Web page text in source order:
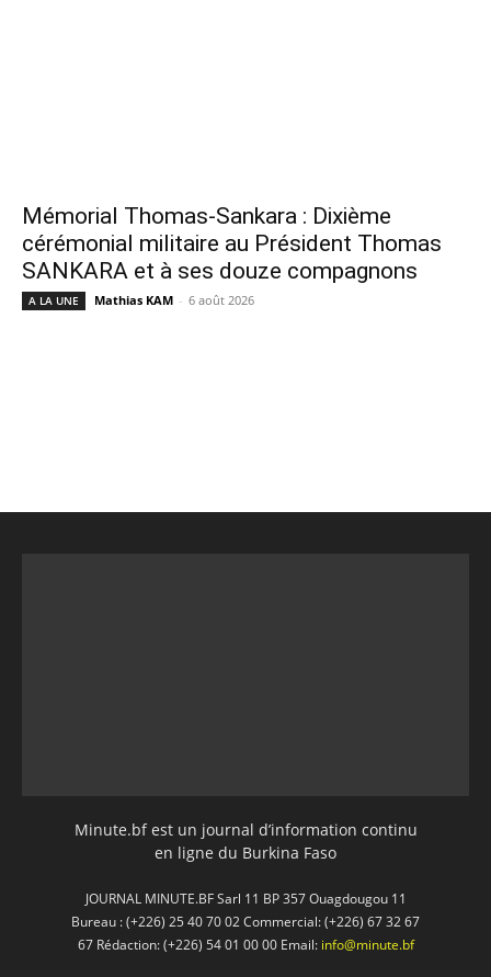
Mémorial Thomas-Sankara : Dixième
cérémonial militaire au Président Thomas
SANKARA et à ses douze compagnons
A LA UNE Mathias KAM - 6 août 2026
Minute.bf est un journal d’information continu
en ligne du Burkina Faso
JOURNAL MINUTE.BF Sarl 11 BP 357 Ouagdougou 11
Bureau : (+226) 25 40 70 02 Commercial: (+226) 67 32 67
67 Rédaction: (+226) 54 01 00 00 Email: info@minute.bf